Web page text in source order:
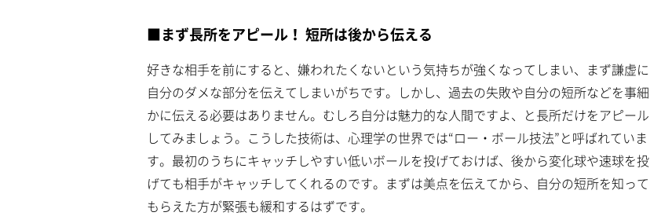
■まず長所をアピール！ 短所は後から伝える
好きな相手を前にすると、嫌われたくないという気持ちが強くなってしまい、まず謙虚に
自分のダメな部分を伝えてしまいがちです。しかし、過去の失敗や自分の短所などを事細
かに伝える必要はありません。むしろ自分は魅力的な人間ですよ、と長所だけをアピール
してみましょう。こうした技術は、心理学の世界では“ロー・ボール技法”と呼ばれていま
す。最初のうちにキャッチしやすい低いボールを投げておけば、後から変化球や速球を投
げても相手がキャッチしてくれるのです。まずは美点を伝えてから、自分の短所を知って
もらえた方が緊張も緩和するはずです。